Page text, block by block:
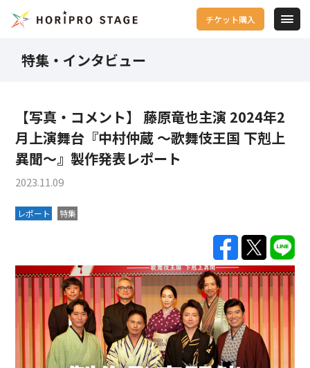
チケット購入
特集・インタビュー
【写真・コメント】 藤原竜也主演 2024年2
月上演舞台『中村仲蔵 ～歌舞伎王国 下剋上
異聞～』製作発表レポート
2023.11.09
レポート 特集